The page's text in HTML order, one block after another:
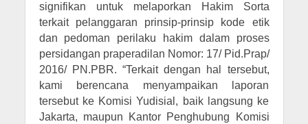
signifikan untuk melaporkan Hakim Sorta
terkait pelanggaran prinsip-prinsip kode etik
dan pedoman perilaku hakim dalam proses
persidangan praperadilan Nomor: 17/ Pid.Prap/
2016/ PN.PBR. “Terkait dengan hal tersebut,
kami berencana menyampaikan laporan
tersebut ke Komisi Yudisial, baik langsung ke
Jakarta, maupun Kantor Penghubung Komisi